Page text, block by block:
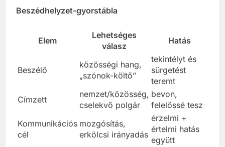
Beszédhelyzet-gyorstábla
Elem
Lehetséges
válasz
Hatás
Beszélő
közösségi hang,
„szónok-költő”
tekintélyt és
sürgetést
teremt
Címzett
nemzet/közösség,
cselekvő polgár
bevon,
felelőssé tesz
Kommunikációs
cél
mozgósítás,
erkölcsi irányadás
érzelmi +
értelmi hatás
együtt